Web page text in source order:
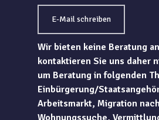
E-Mail schreiben
Wir bieten keine Beratung
kontaktieren Sie uns daher
um Beratung in folgenden
Einbürgerung/
Arbeitsmarkt, Migration
Wohnungssuche,